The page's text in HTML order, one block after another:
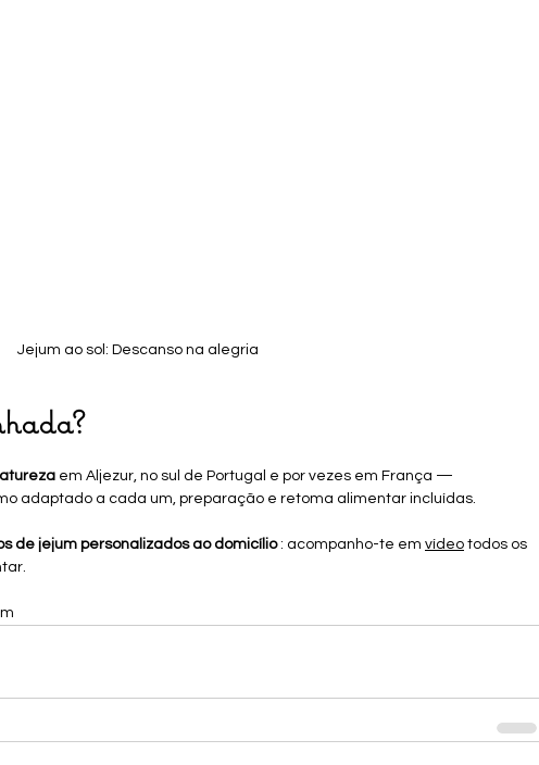
Jejum ao sol: Descanso na alegria
em Aljezur, no sul de Portugal e por vezes em França —
adaptado a cada um, preparação e retoma alimentar incluídas.
de jejum personalizados ao domicílio : acompanho-te em vídeo todos os